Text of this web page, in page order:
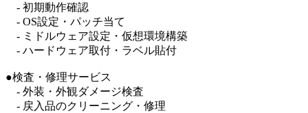
- 初期動作確認
- OS設定・パッチ当て
- ミドルウェア設定・仮想環境構築
- ハードウェア取付・ラベル貼付
●検査・修理サービス
- 外装・外観ダメージ検査
- 戻入品のクリーニング・修理